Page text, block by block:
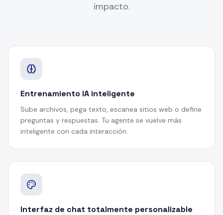
impacto.
Entrenamiento IA inteligente
Sube archivos, pega texto, escanea sitios web o define
preguntas y respuestas. Tu agente se vuelve más
inteligente con cada interacción.
Interfaz de chat totalmente personalizable